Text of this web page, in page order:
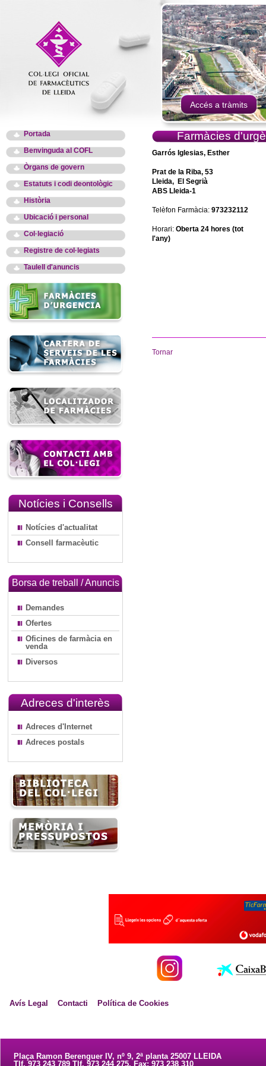
Accés a tràmits
Portada
Benvinguda al COFL
Òrgans de govern
Estatuts i codi deontològic
Història
Ubicació i personal
Col·legiació
Registre de col·legiats
Taulell d'anuncis
Notícies i Consells
Notícies d'actualitat
Consell farmacèutic
Borsa de treball / Anuncis
Demandes
Ofertes
Oficines de farmàcia en
venda
Diversos
Adreces d'interès
Adreces d'Internet
Adreces postals
Farmàcies
Garrós Iglesias, Esther
Prat de la Riba, 53
Lleida, El Segrià
ABS Lleida-1
Telèfon Farmàcia: 973232112
Horari: Oberta 24 hores (tot
l'any)
Tornar
Avís Legal Contacti Política de Cookies
Plaça Ramon Berenguer IV, nº 9, 2ª planta 25007 LLEIDA
Tlf. 973 243 789 Tlf. 973 244 275. Fax: 973 238 310